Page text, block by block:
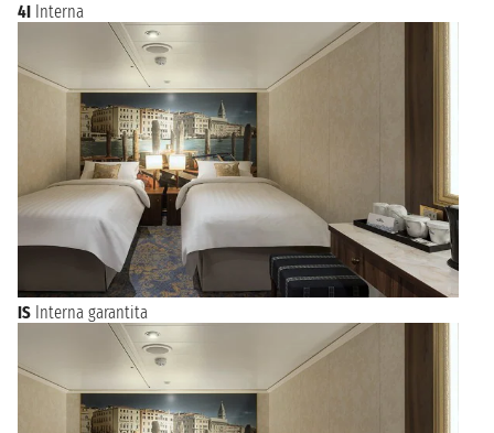
4I Interna
IS Interna garantita